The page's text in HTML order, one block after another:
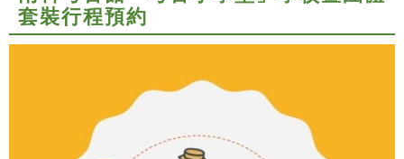
套裝行程預約